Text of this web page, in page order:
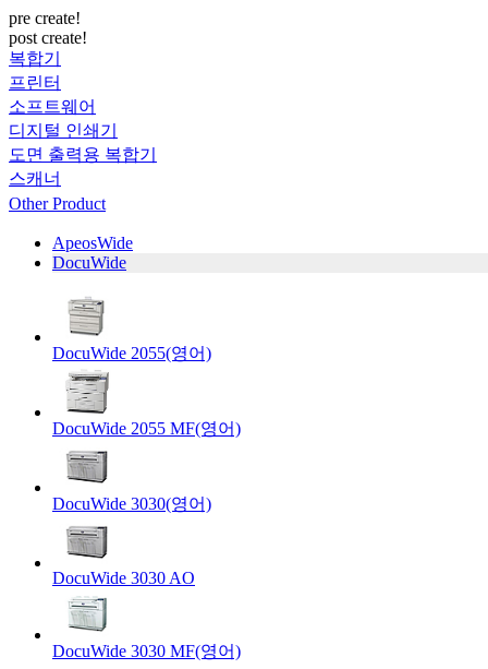
pre create!
post create!
복합기
프린터
소프트웨어
디지털 인쇄기
도면 출력용 복합기
스캐너
Other Product
ApeosWide
DocuWide
DocuWide 2055(영어)
DocuWide 2055 MF(영어)
DocuWide 3030(영어)
DocuWide 3030 AO
DocuWide 3030 MF(영어)